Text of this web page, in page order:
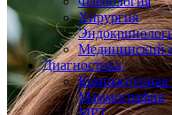
Хирургия
Медицинский
Диагностика
Маммография